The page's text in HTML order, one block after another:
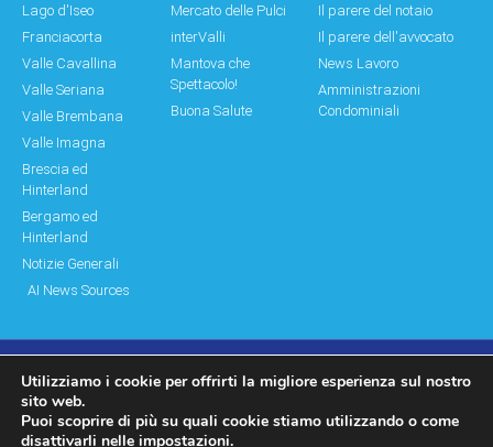
Lago d'Iseo
Franciacorta
Valle Cavallina
Valle Seriana
Valle Brembana
Valle Imagna
Brescia ed
Hinterland
Bergamo ed
Hinterland
Notizie Generali
AI News Sources
Mercato delle Pulci
interValli
Mantova che
Spettacolo!
Buona Salute
Il parere del notaio
Il parere dell'avvocato
News Lavoro
Amministrazioni
Condominiali
© Copyright 2011 – 2026 Montagne & Paesi
Log In|Log Out Privacy Policy
Utilizziamo i cookie per offrirti la migliore esperienza sul nostro
sito web.
Puoi scoprire di più su quali cookie stiamo utilizzando o come
disattivarli nelle impostazioni.